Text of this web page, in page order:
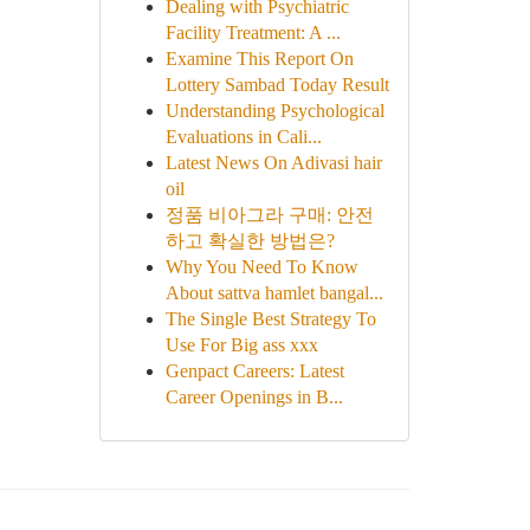
Dealing with Psychiatric
Facility Treatment: A ...
Examine This Report On
Lottery Sambad Today Result
Understanding Psychological
Evaluations in Cali...
Latest News On Adivasi hair
oil
정품 비아그라 구매: 안전
하고 확실한 방법은?
Why You Need To Know
About sattva hamlet bangal...
The Single Best Strategy To
Use For Big ass xxx
Genpact Careers: Latest
Career Openings in B...